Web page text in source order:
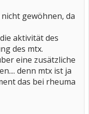
gewöhnen, da
aktivität des
des mtx.
eine zusätzliche
denn mtx ist ja
das bei rheuma